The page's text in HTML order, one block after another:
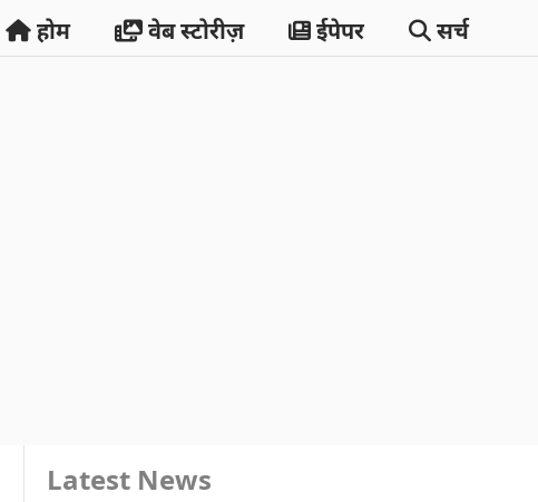
होम वेब स्टोरीज़ ईपेपर सर्च
Latest News